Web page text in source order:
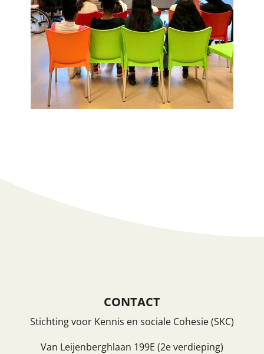
CONTACT
Stichting voor Kennis en sociale Cohesie (SKC)
Van Leijenberghlaan 199E (2e verdieping)